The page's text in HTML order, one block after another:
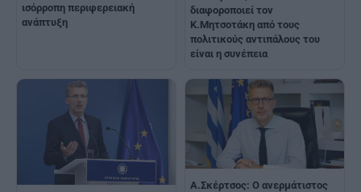
ισόρροπη περιφερειακή
ανάπτυξη
διαφοροποιεί τον
Κ.Μητσοτάκη από τους
πολιτικούς αντιπάλους του
είναι η συνέπεια
Α.Σκέρτσος: Ο ανερμάτιστος